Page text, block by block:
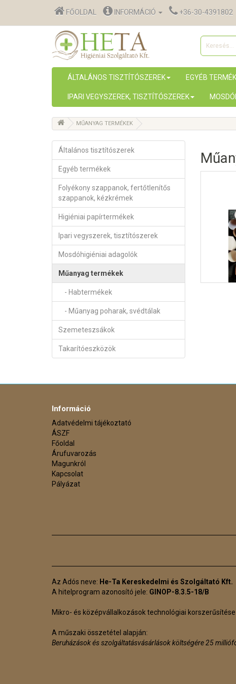
FŐOLDAL INFORMÁCIÓ +36-30-4391802
ÁLTALÁNOS TISZTÍTÓSZEREK EGYÉB
IPARI VEGYSZEREK, TISZTÍTÓSZEREK
MŰANYAG TERMÉKEK
Általános tisztítószerek
Egyéb termékek
Folyékony szappanok, fertőtlenítős
szappanok, kézkrémek
Higiéniai papírtermékek
Ipari vegyszerek, tisztítószerek
Mosdóhigiéniai adagolók
Műanyag termékek
- Habtermékek
- Műanyag poharak, svédtálak
Szemeteszsákok
Takarítóeszközök
Információ
Adatvédelmi tájékoztató
ÁSZF
Főoldal
Árufuvarozás
Magunkról
Kapcsolat
Pályázat
Az Adós neve: He-Ta Kereskedelmi és Szolgáltató Kft.
A hitelprogram azonosító jele: GINOP-8.3.5-18/B
Mikro- és középvállalkozások technológiai
A műszaki összetétel alapján:
Beruházások és szolgáltatásvásárlások költségére 25